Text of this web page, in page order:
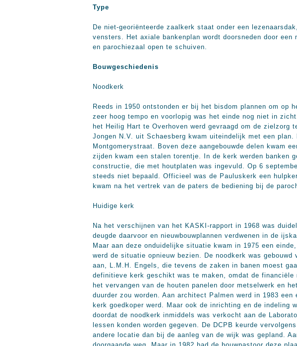
Type
De niet-georiënteerde zaalkerk staat onder een
vensters. Het axiale bankenplan wordt doorsneden door
en parochiezaal open te schuiven.
Bouwgeschiedenis
Noodkerk
Reeds in 1950 ontstonden er bij het bisdom plannen om
zeer hoog tempo en voorlopig was het einde nog niet in
het Heilig Hart te Overhoven werd gevraagd om de zielzorg
Jongen N.V. uit Schaesberg kwam uiteindelijk met een
Montgomerystraat. Boven deze aangebouwde delen kwam
zijden kwam een stalen torentje. In de kerk werden banken
constructie, die met houtplaten was ingevuld. Op 6
steeds niet bepaald. Officieel was de Pauluskerk een
kwam na het vertrek van de paters de bediening bij de
Huidige kerk
Na het verschijnen van het KASKI-rapport in 1968 was
deugde daarvoor en nieuwbouwplannen verdwenen in de
Maar aan deze onduidelijke situatie kwam in 1975 een
werd de situatie opnieuw bezien. De noodkerk was
aan, L.M.H. Engels, die tevens de zaken in banen moest
definitieve kerk geschikt was te maken, omdat de
het vervangen van de houten panelen door metselwerk en
duurder zou worden. Aan architect Palmen werd in 1983
kerk goedkoper werd. Maar ook de inrichting en de indeling
doordat de noodkerk inmiddels was verkocht aan de
lessen konden worden gegeven. De DCPB keurde
andere locatie dan bij de aanleg van de wijk was gepland.